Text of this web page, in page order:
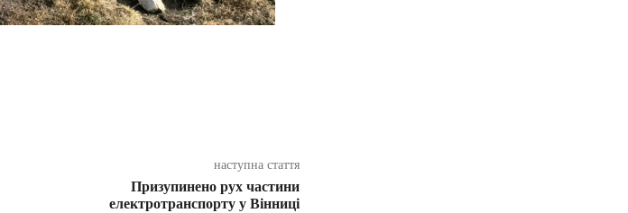
наступна стаття
Призупинено рух частини
електротранспорту у Вінниці